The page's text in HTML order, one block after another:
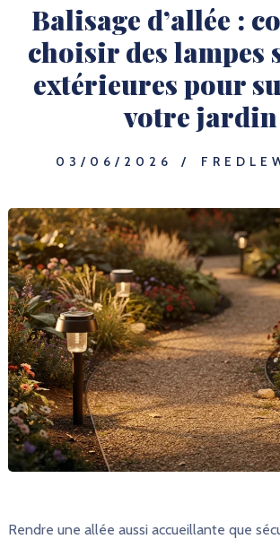
Balisage d’allée :
choisir des lampes
extérieures pour
votre jardin
03/06/2026
Rendre une allée aussi accueillante que